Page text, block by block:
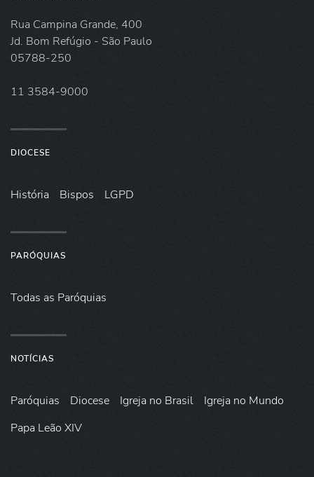
Rua Campina Grande, 400
Jd. Bom Refúgio - São Paulo
05788-250
11 3584-9000
DIOCESE
História Bispos LGPD
PARÓQUIAS
Todas as Paróquias
NOTÍCIAS
Paróquias Diocese Igreja no Brasil
Igreja no Mundo
Papa Leão XIV